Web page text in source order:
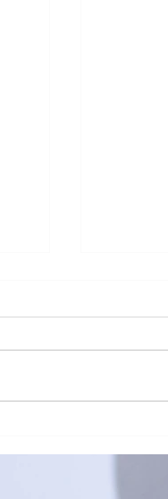
比賽花絮